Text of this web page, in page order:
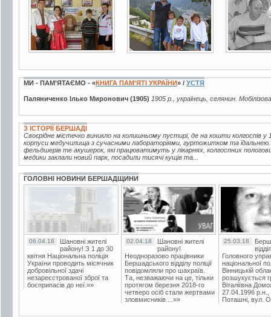
МИ - ПАМ’ЯТАЄМО - «КНИГА ПАМ’ЯТІ УКРАЇНИ» / УСТЯ
Паляниченко Ілько Миронович (1905) 1905 р., українець, селянин.
З ІСТОРІЇ БЕРШАДІ
Своєрідне містечко виникло на колишньому пустирі, де на кошти колгоспів у
корпуси медучилища з сучасними лабораторіями, гуртожитком та
фельдшерів те акушерок, які працюватимуть у лікарнях, колгоспних
медики заклали новий парк, посадили тисячі кущів та...
ГОЛОВНІ НОВИНИ БЕРШАДЩИНИ
06.04.18
Шановні жителі
району! З 1 до 30
квітня Національна поліція
України проводить місячник
добровільної здачі
незареєстрованої зброї та
боєприпасів до неї.»»
02.04.18
Шановні жителі
району!
Неодноразово працівники
Бершадського відділу поліції
повідомляли про шахраїв.
Та, незважаючи на це, тільки
протягом березня 2018-го
четверо осіб стали жертвами
зловмисників....»»
25.03.18
Головного
національної
Вінницькій
розшукується
Віталіївна
27.04.1996 р.н.,
Поташні, вул.